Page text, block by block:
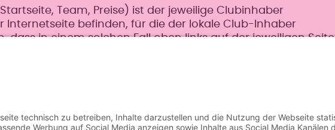
Team, Preise) ist der jeweilige Clubinhaber
Internetseite befinden, für die der lokale Club-Inhaber
dass in einem solchen Fall oben links auf der jeweiligen Seite